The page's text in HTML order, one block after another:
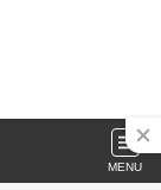
MENU